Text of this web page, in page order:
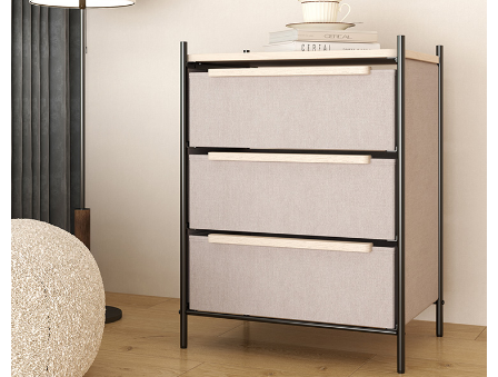
５．嚴禁一人註冊多個帳號或使用他人資訊註冊。若發現惡意使用之情形，
恩沛科技股份有限公司將有權停止該用戶之使用額度並採取法律行動。